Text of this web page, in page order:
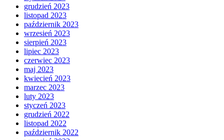
grudzień 2023
listopad 2023
październik 2023
wrzesień 2023
sierpień 2023
lipiec 2023
czerwiec 2023
maj 2023
kwiecień 2023
marzec 2023
luty 2023
styczeń 2023
grudzień 2022
listopad 2022
październik 2022